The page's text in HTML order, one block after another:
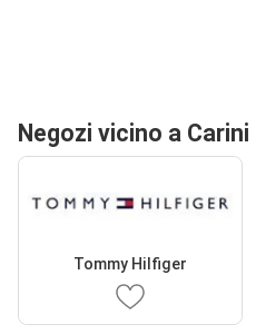
Negozi vicino a Carini
Tommy Hilfiger